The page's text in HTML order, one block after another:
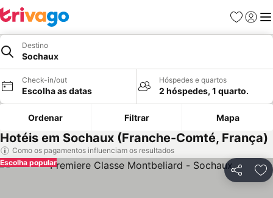
Favoritos
Iniciar
Destino
Sochaux
Check-in/out
Escolha as datas
Hóspedes e quartos
2 hóspedes, 1 quarto.
Ordenar Filtrar Mapa
Hotéis em Sochaux (Franche-Comté, França)
Como os pagamentos influenciam os resultados
Partilhar
Escolha popular